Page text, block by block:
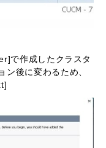
で作成したクラスタ
後に変わるため、